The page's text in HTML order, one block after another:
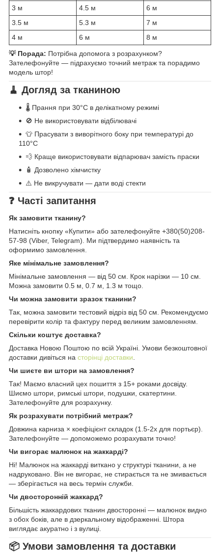
3 м
4.5 м
6 м
3.5 м
5.3 м
7 м
4 м
6 м 8 м
💡 Порада: Потрібна допомога з розрахунком?
Зателефонуйте — підрахуємо точний метраж та порадимо
модель штор!
🧹 Догляд за тканиною
🌡️ Прання при 30°C в делікатному режимі
🚫 Не використовувати відбілювачі
👕 Прасувати з виворітного боку при температурі до
110°C
💨 Краще використовувати відпарювач замість праски
🧴 Дозволено хімчистку
⚠️ Не викручувати — дати воді стекти
❓ Часті запитання
Як замовити тканину?
Натисніть кнопку «Купити» або зателефонуйте +380(50)208-
57-98 (Viber, Telegram). Ми підтвердимо наявність та
оформимо замовлення.
Яке мінімальне замовлення?
Мінімальне замовлення — від 50 см. Крок нарізки — 10 см.
Можна замовити 0.5 м, 0.7 м, 1.3 м тощо.
Чи можна замовити зразок тканини?
Так, можна замовити тестовий відріз від 50 см. Рекомендуємо
перевірити колір та фактуру перед великим замовленням.
Скільки коштує доставка?
Доставка Новою Поштою по всій Україні. Умови безкоштовної
доставки дивіться на сторінці доставки.
Чи шиєте ви штори на замовлення?
Так! Маємо власний цех пошиття з 15+ роками досвіду.
Шиємо штори, римські штори, подушки, скатертини.
Зателефонуйте для розрахунку.
Як розрахувати потрібний метраж?
Довжина карниза × коефіцієнт складок (1.5-2x для портьєр).
Зателефонуйте — допоможемо розрахувати точно!
Чи вигорає малюнок на жаккарді?
Ні! Малюнок на жаккарді виткано у структурі тканини, а не
надруковано. Він не вигорає, не стирається та не змивається
— зберігається на весь термін служби.
Чи двосторонній жаккард?
Більшість жаккардових тканин двосторонні — малюнок видно
з обох боків, але в дзеркальному відображенні. Штора
виглядає акуратно і з вулиці.
📦 Умови замовлення та доставки